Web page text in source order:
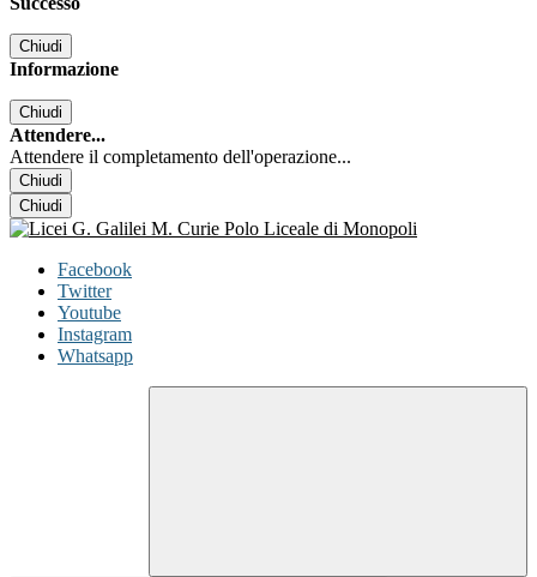
Chiudi
Informazione
Chiudi
Attendere...
Attendere il completamento dell'operazione...
Chiudi
Chiudi
Facebook
Twitter
Youtube
Instagram
Whatsapp